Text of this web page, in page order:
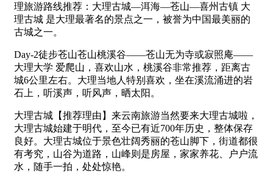
理旅游路线推荐：大理古城—洱海—苍山—喜州古镇 大
理古城 是大理最著名的景点之一，被誉为中国最美丽的
古城之一。
Day-2徒步苍山苍山桃溪谷——苍山无为寺或寂照庵——
大理大学 爱爬山，喜欢山水，桃溪谷非常推荐，距离古
城6公里左右。大理当地人特别喜欢，坐在溪流涌进的岩
石上，听溪声，听风声，晒太阳。
大理古城【推荐理由】来云南旅游当然要来大理古城啦，
大理古城始建于明代，至今已有近700年历史，整体保存
良好。大理古城位于景色壮阔秀丽的苍山脚下，街道都很
有考究，山谷为道路，山峰则是房屋，家家养花、户户流
水，随手一拍，处处惊艳。